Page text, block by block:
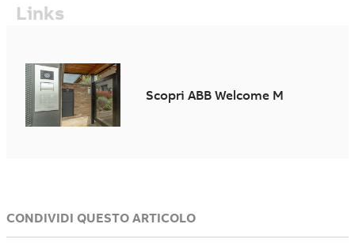
Links
Scopri ABB Welcome M
CONDIVIDI QUESTO ARTICOLO